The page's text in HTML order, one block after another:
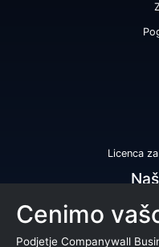
Licenca
Cenimo
Podjetje Companywall